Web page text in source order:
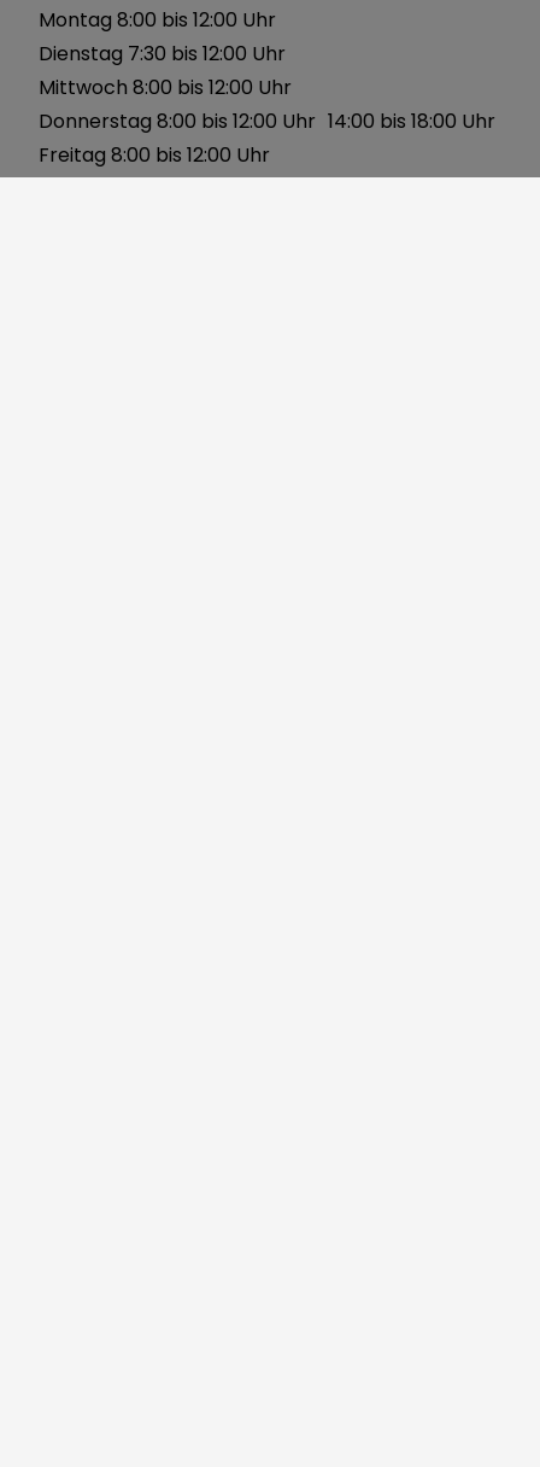
Montag 8:00 bis 12:00 Uhr
Dienstag 7:30 bis 12:00 Uhr
Mittwoch 8:00 bis 12:00 Uhr
Donnerstag 8:00 bis 12:00 Uhr 14:00 bis 18:00 Uhr
Freitag 8:00 bis 12:00 Uhr